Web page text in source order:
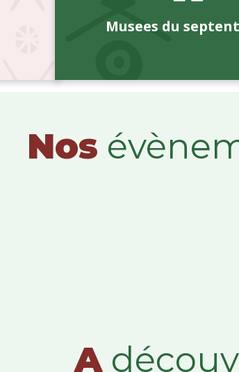
Musees du
Nos
A